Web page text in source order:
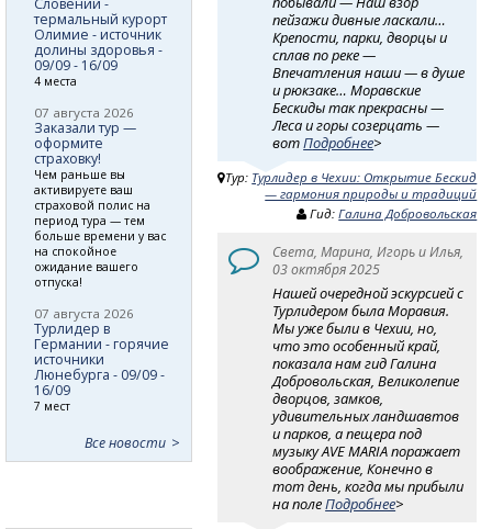
пейзажи дивные ласкали…
Крепости, парки, дворцы и
сплав по реке —
Впечатления наши — в душе
и рюкзаке… Моравские
Бескиды так прекрасны —
Леса и горы созерцать —
вотПодробнее>
Тур: Турлидер в Чехии: Открытие Бескид
— гармония природы и традиций
Гид:Галина Добровольская
Света, Марина, Игорь и Илья,
03 октября 2025
Нашей очередной эскурсией с
Турлидером была Моравия.
Мы уже были в Чехии, но,
что это особенный край,
показала нам гид Галина
Добровольская, Великолепие
дворцов, замков,
удивительных ландшавтов
и парков, а пещера под
музыку AVE MARIA поражает
воображение, Конечно в
тот день, когда мы прибыли
на полеПодробнее>
термальный курорт
Олимие - источник
долины здоровья -
09/09 - 16/09
4 места
07 августа 2026
Заказали тур —
оформите
страховку!
Чем раньше вы
активируете ваш
страховой полис на
период тура — тем
больше времени у вас
на спокойное
ожидание вашего
отпуска!
07 августа 2026
Турлидер в
Германии - горячие
источники
Люнебурга - 09/09 -
16/09
7 мест
Все новости